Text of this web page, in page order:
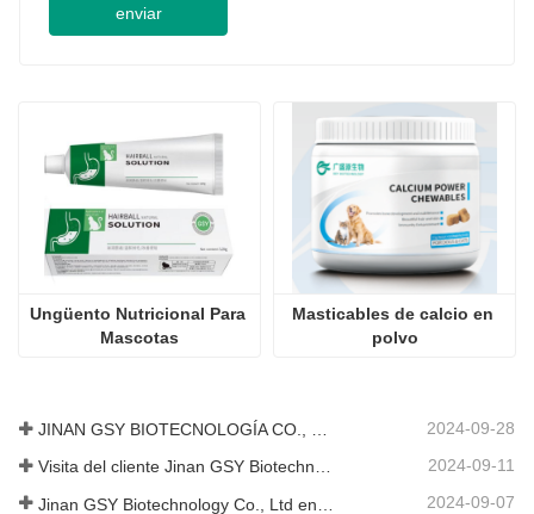
enviar
Ungüento Nutricional Para
Mascotas
Masticables de calcio en
polvo
2024-09-28
Visita del cliente Jinan GSY Biotechnology Co., Ltd 2024-09-11
2024-09-07